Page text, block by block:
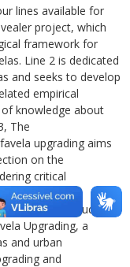
lines available for
project, which
framework for
Line 2 is dedicated
and seeks to develop
empirical
knowledge about
The
upgrading aims
on the
critical
role of
4, finally, includes
Upgrading, a
and urban
and